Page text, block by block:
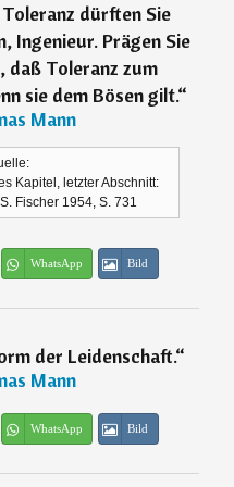
dürften Sie
Ingenieur. Prägen Sie
daß Toleranz zum
sie dem Bösen gilt.“
Mann
Kapitel, letzter Abschnitt:
Fischer 1954, S. 731
WhatsApp Bild
der Leidenschaft.“
Mann
WhatsApp Bild